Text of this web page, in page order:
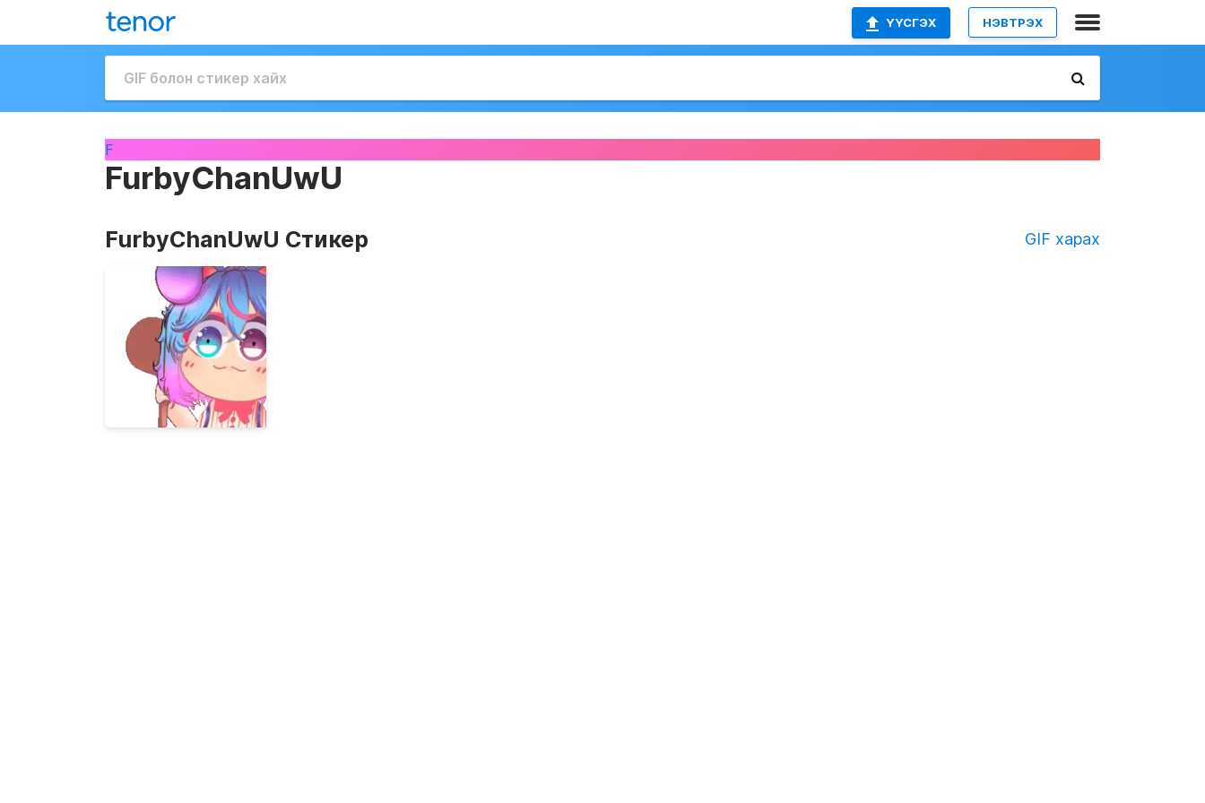
ҮҮСГЭХ НЭВТРЭХ
F
FurbyChanUwU
FurbyChanUwU Стикер GIF харах